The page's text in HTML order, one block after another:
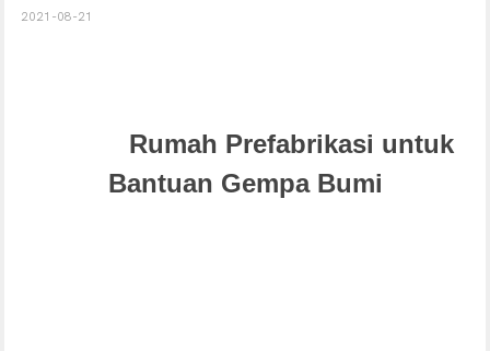
2021-08-21
Rumah Prefabrikasi untuk
Bantuan Gempa Bumi